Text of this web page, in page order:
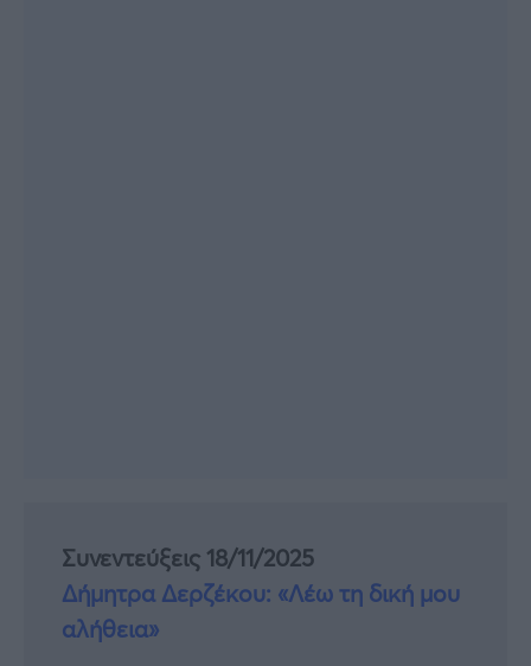
Συνεντεύξεις 18/11/2025
Δήμητρα Δερζέκου: «Λέω τη δική μου
αλήθεια»